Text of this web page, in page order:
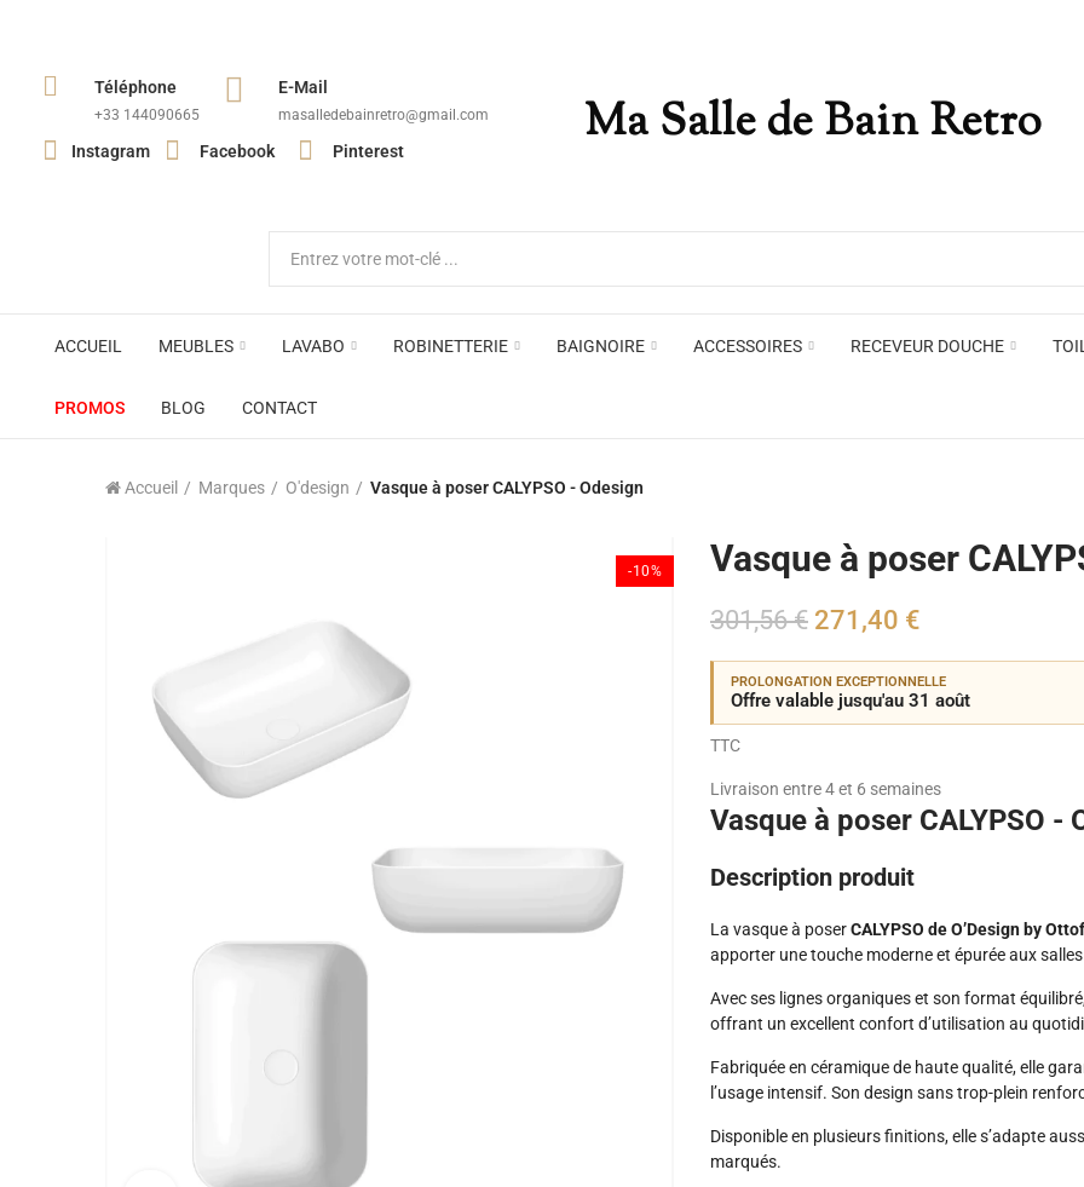
Téléphone
+33 144090665​
E-Mail
masalledebainretro@gmail.com
Instagram Facebook Pinterest Ma Salle de Bain Retro
ACCUEIL MEUBLES LAVABO ROBINETTERIE BAIGNOIRE ACCESSOIRES RECEVEUR DOUCHE
Plafonniers , spots et pendants
Voir toute la marque →
PROMOS BLOG CONTACT
Appliques murales
Accueil Marques O'design Vasque à poser CALYPSO - Odesign
-10% Vasque à poser
301,56 € 271,40 €
PROLONGATION EXCEPTIONNELLE
Offre valable jusqu'au 31 août
TTC
Livraison entre 4 et 6 semaines
Vasque à poser CALYPSO -
Description produit
La vasque à poserCALYPSO de O’Design by
apporter une touche moderne et épurée aux
Avec ses lignes organiques et son format
offrant un excellent confort d’utilisation au
Fabriquée en céramique de haute qualité, elle
l’usage intensif. Son design sans trop-plein
Disponible en plusieurs finitions, elle s’adapte
marqués.